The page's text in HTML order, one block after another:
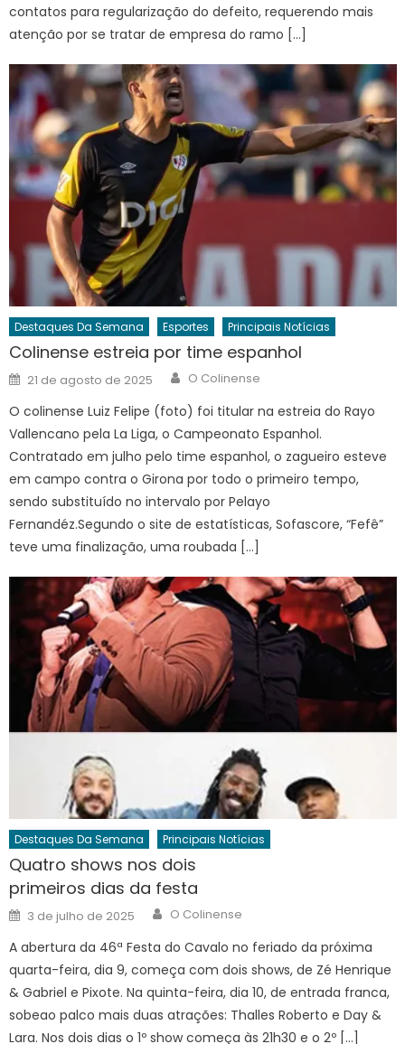
contatos para regularização do defeito, requerendo mais
atenção por se tratar de empresa do ramo […]
Destaques Da Semana Esportes Principais Notícias
Colinense estreia por time espanhol
Posted
on
21 de agosto de 2025 Author
O Colinense
O colinense Luiz Felipe (foto) foi titular na estreia do Rayo
Vallencano pela La Liga, o Campeonato Espanhol.
Contratado em julho pelo time espanhol, o zagueiro esteve
em campo contra o Girona por todo o primeiro tempo,
sendo substituído no intervalo por Pelayo
Fernandéz.Segundo o site de estatísticas, Sofascore, “Fefê”
teve uma finalização, uma roubada […]
Destaques Da Semana Principais Notícias
Quatro shows nos dois
primeiros dias da festa
Posted
on
3 de julho de 2025 Author
O Colinense
A abertura da 46ª Festa do Cavalo no feriado da próxima
quarta-feira, dia 9, começa com dois shows, de Zé Henrique
& Gabriel e Pixote. Na quinta-feira, dia 10, de entrada franca,
sobeao palco mais duas atrações: Thalles Roberto e Day &
Lara. Nos dois dias o 1º show começa às 21h30 e o 2º […]